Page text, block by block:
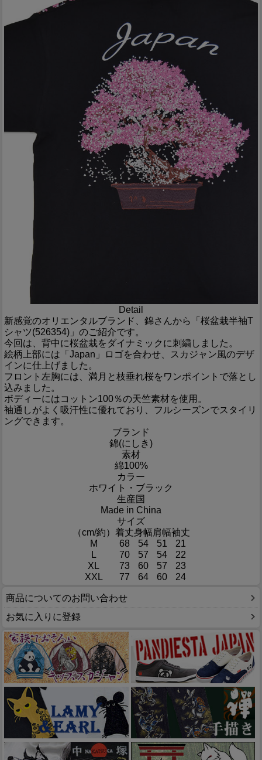
Detail
新感覚のオリエンタルブランド、錦さんから「桜盆栽半袖T
シャツ(526354)」のご紹介です。
今回は、背中に桜盆栽をダイナミックに刺繍しました。
絵柄上部には「Japan」ロゴを合わせ、スカジャン風のデザ
インに仕上げました。
フロント左胸には、満月と枝垂れ桜をワンポイントで落とし
込みました。
ボディーにはコットン100％の天竺素材を使用。
袖通しがよく吸汗性に優れており、フルシーズンでスタイリ
ングできます。
ブランド
錦(にしき)
素材
綿100%
カラー
ホワイト・ブラック
生産国
Made in China
サイズ
（cm/約） 着丈身幅肩幅袖丈
M
68 54 51
21
L
70 57 54
22
XL
73 60 57
23
XXL
77 64 60 24
商品についてのお問い合わせ
お気に入りに登録